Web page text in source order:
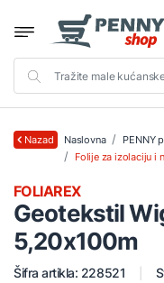
Nazad Naslovna PENNY
Folije za izolaciju i
Geotekstil
5,20x100m
FOLIAREX
Šifra artikla: 228521